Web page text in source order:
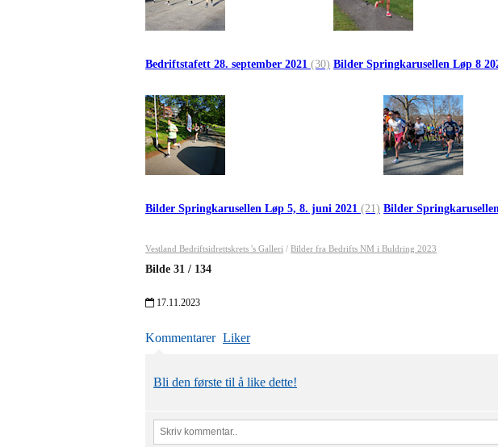
Bedriftstafett 28. september 2021 (30) Bilder Springkarusellen Løp 8
Bilder Springkarusellen Løp 5, 8. juni 2021 (21) Bilder
Vestland Bedriftsidrettskrets 's Galleri / Bilder fra Bedrifts NM i Buldring 2023
Bilde 31 / 134
17.11.2023
Kommentarer Liker
Bli den første til å like dette!